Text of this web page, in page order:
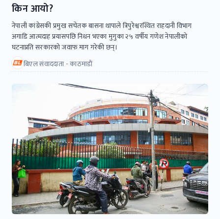
किन आयो?
नेपाली कांग्रेसकी प्रमुख सचेतक बासना थापाले त्रिपुरेश्वरस्थित राहदानी विभाग
अगाडि आत्मदाह प्रयासपछि निधन भएका मुगुका २५ वर्षीय गणेश नेपालीको
घटनाप्रति सरकारको जवाफ माग गरेकी छन्।
बिएल संवाददाता - काठमाडाैं